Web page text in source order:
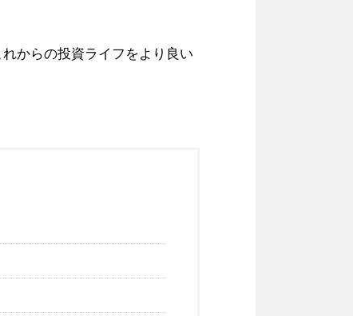
からの投資ライフをより良い